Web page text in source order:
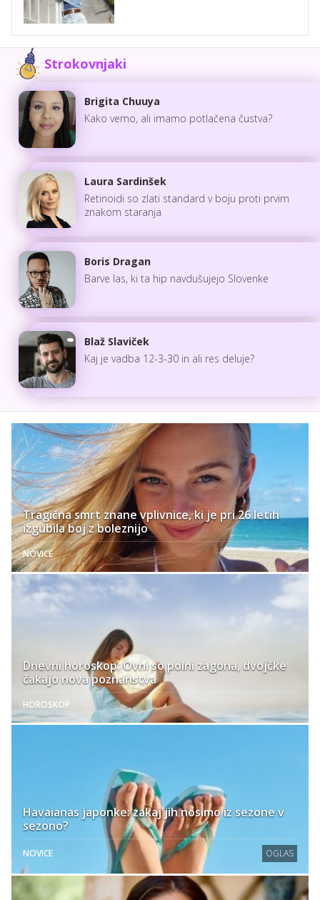
Strokovnjaki
Brigita Chuuya
Kako vemo, ali imamo potlačena čustva?
Laura Sardinšek
Retinoidi so zlati standard v boju proti prvim
znakom staranja
Boris Dragan
Barve las, ki ta hip navdušujejo Slovenke
Blaž Slaviček
Kaj je vadba 12-3-30 in ali res deluje?
Tragična smrt znane vplivnice, ki je pri 26 letih
izgubila boj z boleznijo
NOVICE
Dnevni horoskop: Ovni so polni zagona, dvojčke
čakajo nova poznanstva
HOROSKOP
Havaianas japonke: zakaj jih nosimo iz sezone v
sezono?
NOVICE OGLAS